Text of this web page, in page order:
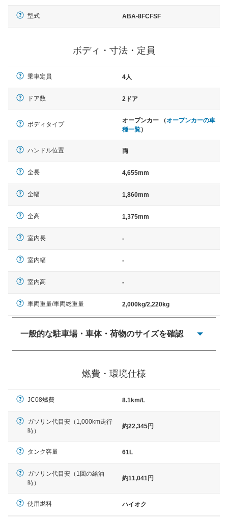
型式 ABA-8FCFSF
ボディ・寸法・定員
乗車定員 4人
ドア数 2ドア
ボディタイプ
オープンカー （オープンカーの車
種一覧）
ハンドル位置 両
全長 4,655mm
全幅 1,860mm
全高 1,375mm
室内長 -
室内幅 -
室内高 -
車両重量/車両総重量 2,000kg/2,220kg
一般的な駐車場・車体・荷物のサイズを確認
× 長さ 5,000mm 車路幅 5,000mmというサイズが標準値
燃費・環境仕様
JC08燃費 8.1km/L
ガソリン代目安（1,000km走行
時）
約22,345円
タンク容量 61L
ガソリン代目安（1回の給油
時）
約11,041円
使用燃料 ハイオク